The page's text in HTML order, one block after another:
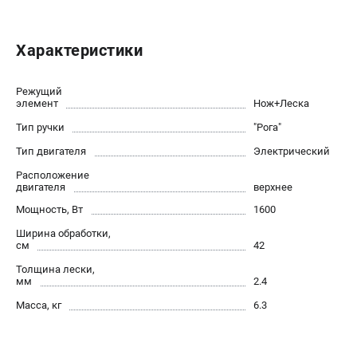
Как нас найти
Способы оплаты
САДОВАЯ ТЕХНИКА
Аэраторы и скарификаторы
Газонокосилки
Расходные материалы
Садовые райдеры
Средства защиты
Характеристики
Режущий
элемент
Нож+Леска
Тип ручки
"Рога"
Тип двигателя
Электрический
Расположение
двигателя
верхнее
Мощность, Вт
1600
Ширина обработки,
см
42
Толщина лески,
мм
2.4
Масса, кг
6.3